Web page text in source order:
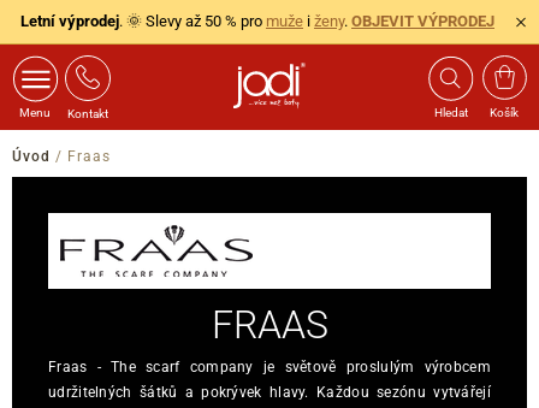
Letní výprodej. 🌞 Slevy až 50 % pro muže i ženy. OBJEVIT VÝPRODEJ
Menu Kontakt Hledat Košík
Úvod / Fraas
FRAAS
Fraas - The scarf company je světově proslulým výrobcem
udržitelných šátků a pokrývek hlavy. Každou sezónu vytvářejí